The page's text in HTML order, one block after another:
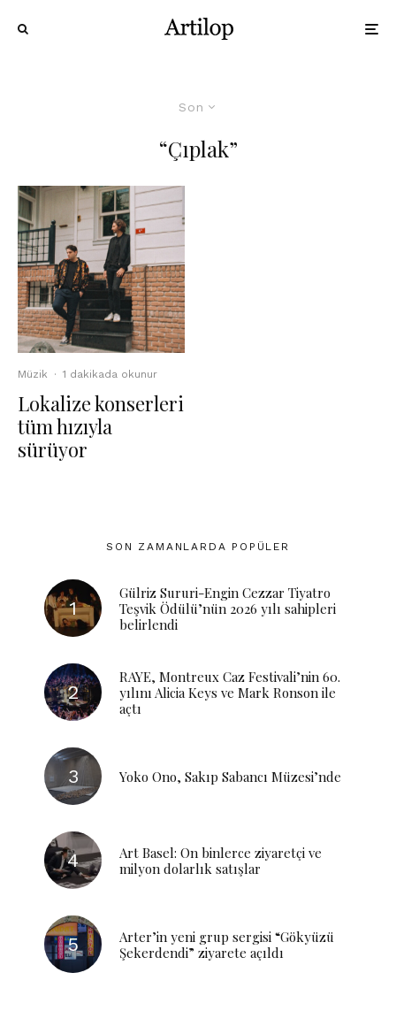
Son
“Çıplak”
Müzik · 1 dakikada okunur
Lokalize konserleri
tüm hızıyla
sürüyor
SON ZAMANLARDA POPÜLER
Gülriz Sururi-Engin Cezzar Tiyatro
Teşvik Ödülü’nün 2026 yılı sahipleri
belirlendi
RAYE, Montreux Caz Festivali’nin 60.
yılını Alicia Keys ve Mark Ronson ile
açtı
Yoko Ono, Sakıp Sabancı Müzesi’nde
Art Basel: On binlerce ziyaretçi ve
milyon dolarlık satışlar
Arter’in yeni grup sergisi “Gökyüzü
Şekerdendi” ziyarete açıldı